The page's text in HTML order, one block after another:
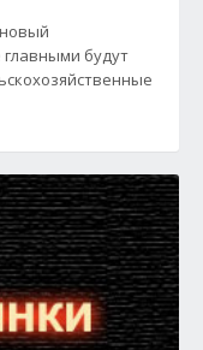
будут